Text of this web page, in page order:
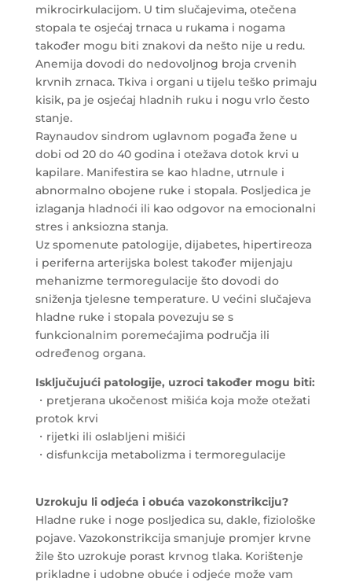
mikrocirkulacijom. U tim slučajevima, otečena
stopala te osjećaj trnaca u rukama i nogama
također mogu biti znakovi da nešto nije u redu.
Anemija dovodi do nedovoljnog broja crvenih
krvnih zrnaca. Tkiva i organi u tijelu teško primaju
kisik, pa je osjećaj hladnih ruku i nogu vrlo često
stanje.
Raynaudov sindrom uglavnom pogađa žene u
dobi od 20 do 40 godina i otežava dotok krvi u
kapilare. Manifestira se kao hladne, utrnule i
abnormalno obojene ruke i stopala. Posljedica je
izlaganja hladnoći ili kao odgovor na emocionalni
stres i anksiozna stanja.
Uz spomenute patologije, dijabetes, hipertireoza
i periferna arterijska bolest također mijenjaju
mehanizme termoregulacije što dovodi do
sniženja tjelesne temperature. U većini slučajeva
hladne ruke i stopala povezuju se s
funkcionalnim poremećajima područja ili
određenog organa.
Isključujući patologije, uzroci također mogu biti:
・pretjerana ukočenost mišića koja može otežati
protok krvi
・rijetki ili oslabljeni mišići
・disfunkcija metabolizma i termoregulacije
Uzrokuju li odjeća i obuća vazokonstrikciju?
Hladne ruke i noge posljedica su, dakle, fiziološke
pojave. Vazokonstrikcija smanjuje promjer krvne
žile što uzrokuje porast krvnog tlaka. Korištenje
prikladne i udobne obuće i odjeće može vam